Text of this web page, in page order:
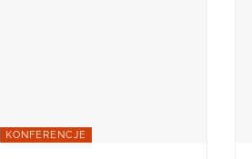
KONFERENCJE